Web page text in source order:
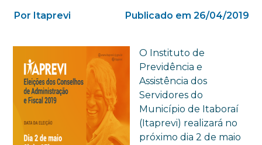
Por Itaprevi Publicado em 26/04/2019
O Instituto de
Previdência e
Assistência dos
Servidores do
Município de Itaboraí
(Itaprevi) realizará no
próximo dia 2 de maio